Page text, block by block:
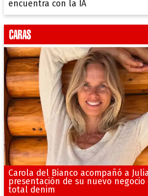
encuentra con la IA
Carola del Bianco acompañó a
presentación de su nuevo
total denim